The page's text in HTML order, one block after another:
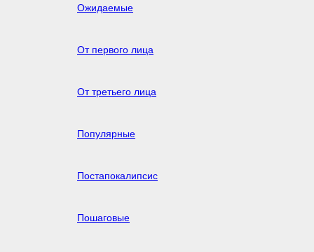
Ожидаемые
От первого лица
От третьего лица
Популярные
Постапокалипсис
Пошаговые